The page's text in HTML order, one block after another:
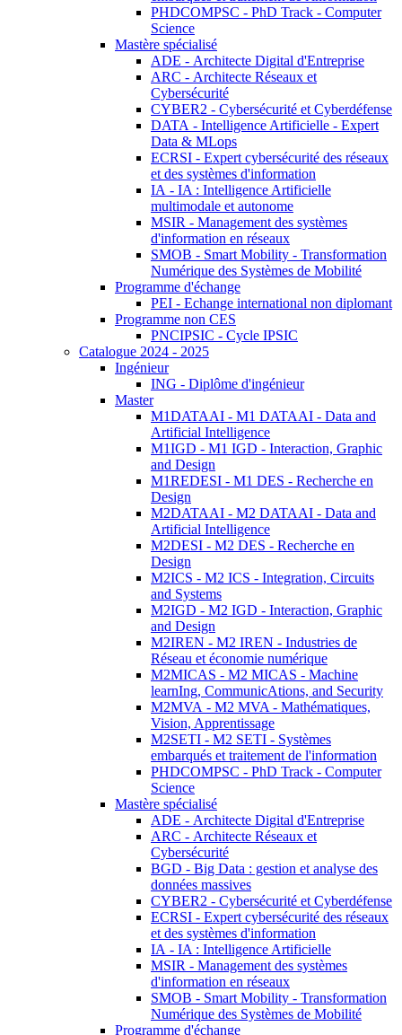
PHDCOMPSC - PhD Track - Computer
Science
Mastère spécialisé
ADE - Architecte Digital d'Entreprise
ARC - Architecte Réseaux et
Cybersécurité
CYBER2 - Cybersécurité et Cyberdéfense
DATA - Intelligence Artificielle - Expert
Data & MLops
ECRSI - Expert cybersécurité des réseaux
et des systèmes d'information
IA - IA : Intelligence Artificielle
multimodale et autonome
MSIR - Management des systèmes
d'information en réseaux
SMOB - Smart Mobility - Transformation
Numérique des Systèmes de Mobilité
Programme d'échange
PEI - Echange international non diplomant
Programme non CES
PNCIPSIC - Cycle IPSIC
Catalogue 2024 - 2025
Ingénieur
ING - Diplôme d'ingénieur
Master
M1DATAAI - M1 DATAAI - Data and
Artificial Intelligence
M1IGD - M1 IGD - Interaction, Graphic
and Design
M1REDESI - M1 DES - Recherche en
Design
M2DATAAI - M2 DATAAI - Data and
Artificial Intelligence
M2DESI - M2 DES - Recherche en
Design
M2ICS - M2 ICS - Integration, Circuits
and Systems
M2IGD - M2 IGD - Interaction, Graphic
and Design
M2IREN - M2 IREN - Industries de
Réseau et économie numérique
M2MICAS - M2 MICAS - Machine
learnIng, CommunicAtions, and Security
M2MVA - M2 MVA - Mathématiques,
Vision, Apprentissage
M2SETI - M2 SETI - Systèmes
embarqués et traitement de l'information
PHDCOMPSC - PhD Track - Computer
Science
Mastère spécialisé
ADE - Architecte Digital d'Entreprise
ARC - Architecte Réseaux et
Cybersécurité
BGD - Big Data : gestion et analyse des
données massives
CYBER2 - Cybersécurité et Cyberdéfense
ECRSI - Expert cybersécurité des réseaux
et des systèmes d'information
IA - IA : Intelligence Artificielle
MSIR - Management des systèmes
d'information en réseaux
SMOB - Smart Mobility - Transformation
Numérique des Systèmes de Mobilité
Programme d'échange